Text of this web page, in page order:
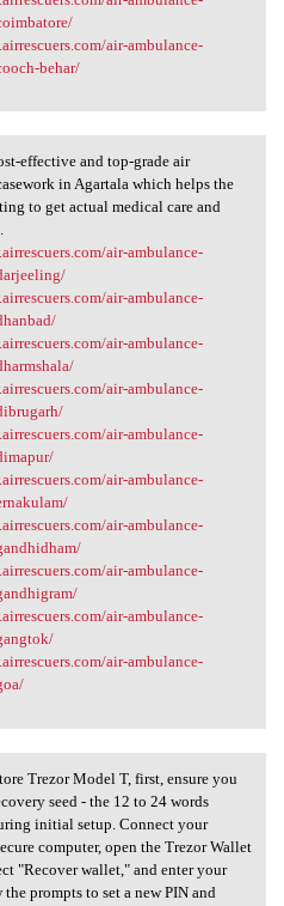
air-ambulance-
behar/
effective and
effective and top-grade air
in Agartala which helps the
to get actual medical care and
air-ambulance-
air-ambulance-
air-ambulance-
air-ambulance-
air-ambulance-
air-ambulance-
air-ambulance-
air-ambulance-
air-ambulance-
air-ambulance-
Trezor Model T
Trezor Model T, first, ensure you
seed - the 12 to 24 words
initial setup. Connect your
computer, open the Trezor Wallet
"Recover wallet," and enter your
the prompts to set a new PIN and